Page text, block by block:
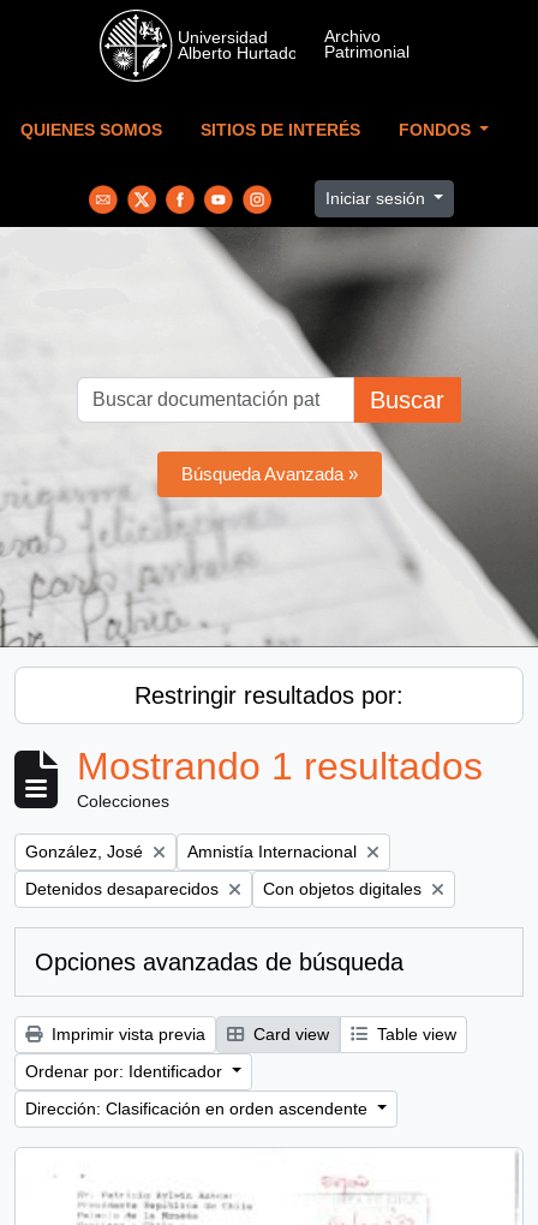
Skip to main content
QUIENES SOMOS SITIOS DE INTERÉS FONDOS
Iniciar sesión
Buscar
Búsqueda Avanzada »
Restringir resultados por:
Mostrando 1 resultados
Colecciones
Remove filter:
González, José Remove filter:
Amnistía Internacional
Remove filter:
Detenidos desaparecidos Remove filter:
Con objetos digitales
Opciones avanzadas de búsqueda
Imprimir vista previa Card view
Table view
Ordenar por: Identificador
Dirección: Clasificación en orden ascendente